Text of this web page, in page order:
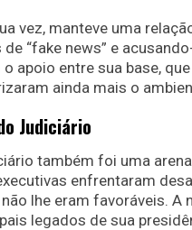
vez, manteve uma
“fake news” e
apoio entre sua base,
ainda mais o
Judiciário
também foi uma
enfrentaram
lhe eram favoráveis.
legados de sua